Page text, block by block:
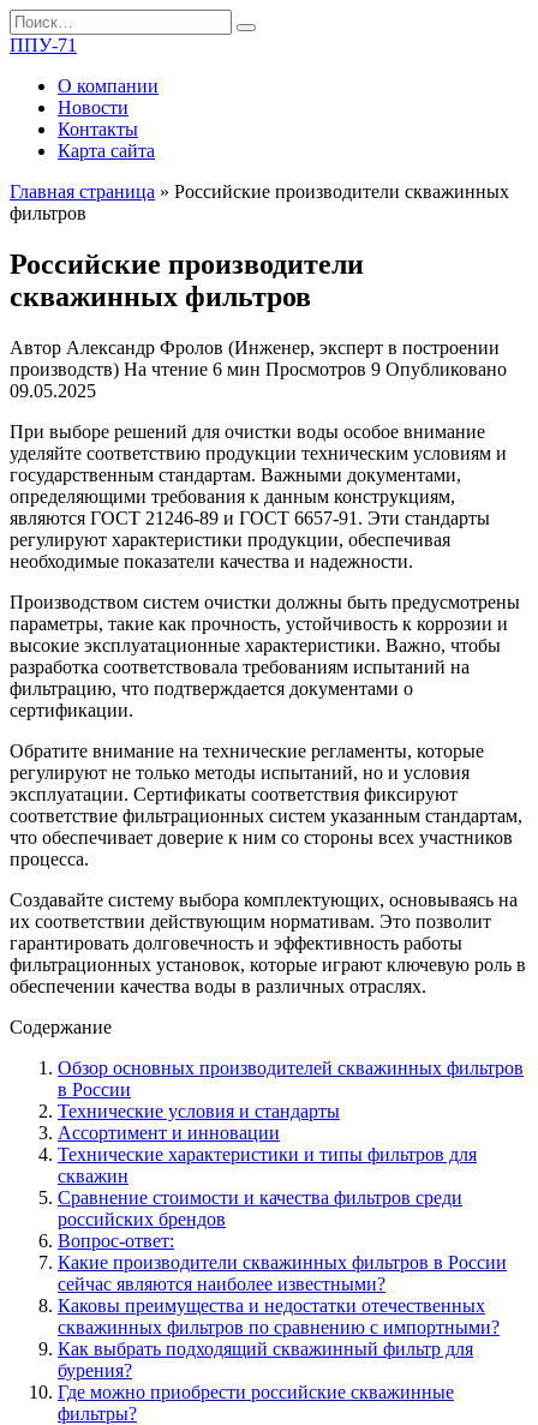
Перейти
к
Search
for:
ППУ-71
О компании
Новости
Контакты
Карта сайта
Главная страница » Российские производители скважинных
фильтров
Российские производители
скважинных фильтров
Автор Александр Фролов (Инженер, эксперт в построении
производств) На чтение 6 мин Просмотров 9 Опубликовано
09.05.2025
При выборе решений для очистки воды особое внимание
уделяйте соответствию продукции техническим условиям и
государственным стандартам. Важными документами,
определяющими требования к данным конструкциям,
являются ГОСТ 21246-89 и ГОСТ 6657-91. Эти стандарты
регулируют характеристики продукции, обеспечивая
необходимые показатели качества и надежности.
Производством систем очистки должны быть предусмотрены
параметры, такие как прочность, устойчивость к коррозии и
высокие эксплуатационные характеристики. Важно, чтобы
разработка соответствовала требованиям испытаний на
фильтрацию, что подтверждается документами о
сертификации.
Обратите внимание на технические регламенты, которые
регулируют не только методы испытаний, но и условия
эксплуатации. Сертификаты соответствия фиксируют
соответствие фильтрационных систем указанным стандартам,
что обеспечивает доверие к ним со стороны всех участников
процесса.
Создавайте систему выбора комплектующих, основываясь на
их соответствии действующим нормативам. Это позволит
гарантировать долговечность и эффективность работы
фильтрационных установок, которые играют ключевую роль в
обеспечении качества воды в различных отраслях.
Содержание
Обзор основных производителей скважинных фильтров
в России
Технические условия и стандарты
Ассортимент и инновации
Технические характеристики и типы фильтров для
скважин
Сравнение стоимости и качества фильтров среди
российских брендов
Вопрос-ответ:
Какие производители скважинных фильтров в России
сейчас являются наиболее известными?
Каковы преимущества и недостатки отечественных
скважинных фильтров по сравнению с импортными?
Как выбрать подходящий скважинный фильтр для
бурения?
Где можно приобрести российские скважинные
фильтры?